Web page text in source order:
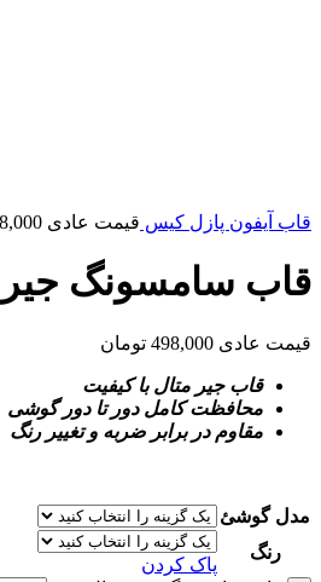
قاب آیفون پازل کیس قیمت عادی
قاب سامسونگ جیر
قیمت عادی 498,000 تومان
قاب جیر متال با کیفیت
محافظت کامل دور تا دور گوشی
مقاوم در برابر ضربه و تغییر رنگ
مدل گوشئ
رنگ
پاک کردن